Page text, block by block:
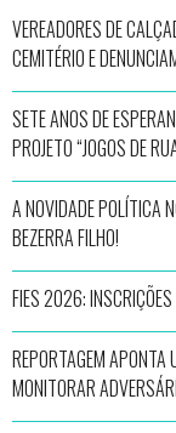
VEREADORES DE
CEMITÉRIO E
SETE ANOS DE
PROJETO “JOGOS DE
A NOVIDADE POLÍTICA
BEZERRA FILHO!
FIES 2026: INSCRIÇÕES
REPORTAGEM APONTA
MONITORAR